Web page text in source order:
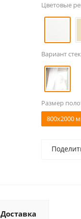
Цветовые
Вариант
Размер
800x2000
Доставка